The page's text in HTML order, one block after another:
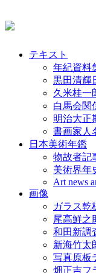
テキスト
年紀資料
黒田清輝
久米桂一
白馬会関
明治大正
書画家人
日本美術年鑑
物故者記
美術界年
Art news
画像
ガラス乾
尾高鮮之
和田新調
新海竹太
写真原板
畑正吉フ